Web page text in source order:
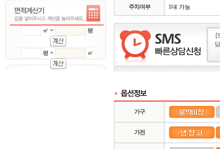
㎡ = 평
평 = ㎡
주차여부 1대 가능
가구
가전